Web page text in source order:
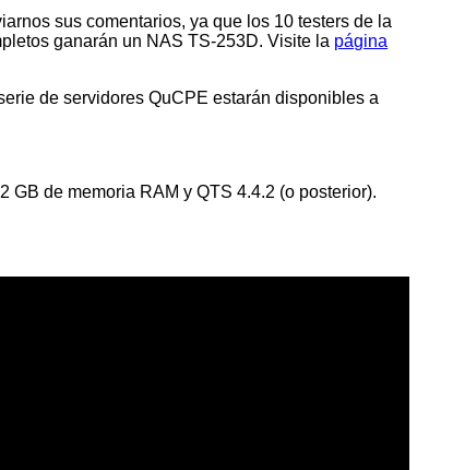
sus comentarios, ya que los 10 testers de la
ganarán un NAS TS-253D. Visite la página
de servidores QuCPE estarán disponibles a
GB de memoria RAM y QTS 4.4.2 (o posterior).